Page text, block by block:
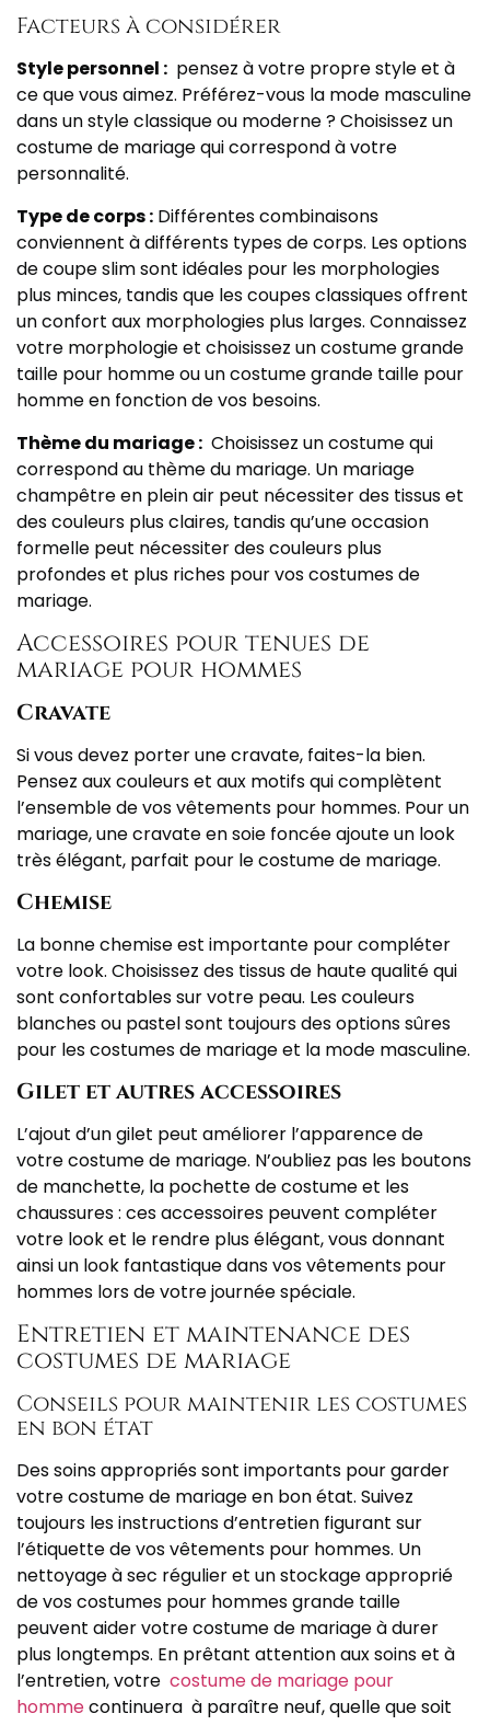
Facteurs à considérer
Style personnel : pensez à votre propre style et à
ce que vous aimez. Préférez-vous la mode masculine
dans un style classique ou moderne ? Choisissez un
costume de mariage qui correspond à votre
personnalité.
Type de corps : Différentes combinaisons
conviennent à différents types de corps. Les options
de coupe slim sont idéales pour les morphologies
plus minces, tandis que les coupes classiques offrent
un confort aux morphologies plus larges. Connaissez
votre morphologie et choisissez un costume grande
taille pour homme ou un costume grande taille pour
homme en fonction de vos besoins.
Thème du mariage : Choisissez un costume qui
correspond au thème du mariage. Un mariage
champêtre en plein air peut nécessiter des tissus et
des couleurs plus claires, tandis qu’une occasion
formelle peut nécessiter des couleurs plus
profondes et plus riches pour vos costumes de
mariage.
Accessoires pour tenues de
mariage pour hommes
Cravate
Si vous devez porter une cravate, faites-la bien.
Pensez aux couleurs et aux motifs qui complètent
l’ensemble de vos vêtements pour hommes. Pour un
mariage, une cravate en soie foncée ajoute un look
très élégant, parfait pour le costume de mariage.
Chemise
La bonne chemise est importante pour compléter
votre look. Choisissez des tissus de haute qualité qui
sont confortables sur votre peau. Les couleurs
blanches ou pastel sont toujours des options sûres
pour les costumes de mariage et la mode masculine.
Gilet et autres accessoires
L’ajout d’un gilet peut améliorer l’apparence de
votre costume de mariage. N’oubliez pas les boutons
de manchette, la pochette de costume et les
chaussures : ces accessoires peuvent compléter
votre look et le rendre plus élégant, vous donnant
ainsi un look fantastique dans vos vêtements pour
hommes lors de votre journée spéciale.
Entretien et maintenance des
costumes de mariage
Conseils pour maintenir les costumes
en bon état
Des soins appropriés sont importants pour garder
votre costume de mariage en bon état. Suivez
toujours les instructions d’entretien figurant sur
l’étiquette de vos vêtements pour hommes. Un
nettoyage à sec régulier et un stockage approprié
de vos costumes pour hommes grande taille
peuvent aider votre costume de mariage à durer
plus longtemps. En prêtant attention aux soins et à
l’entretien, votre costume de mariage pour
hommecontinuera à paraître neuf, quelle que soit